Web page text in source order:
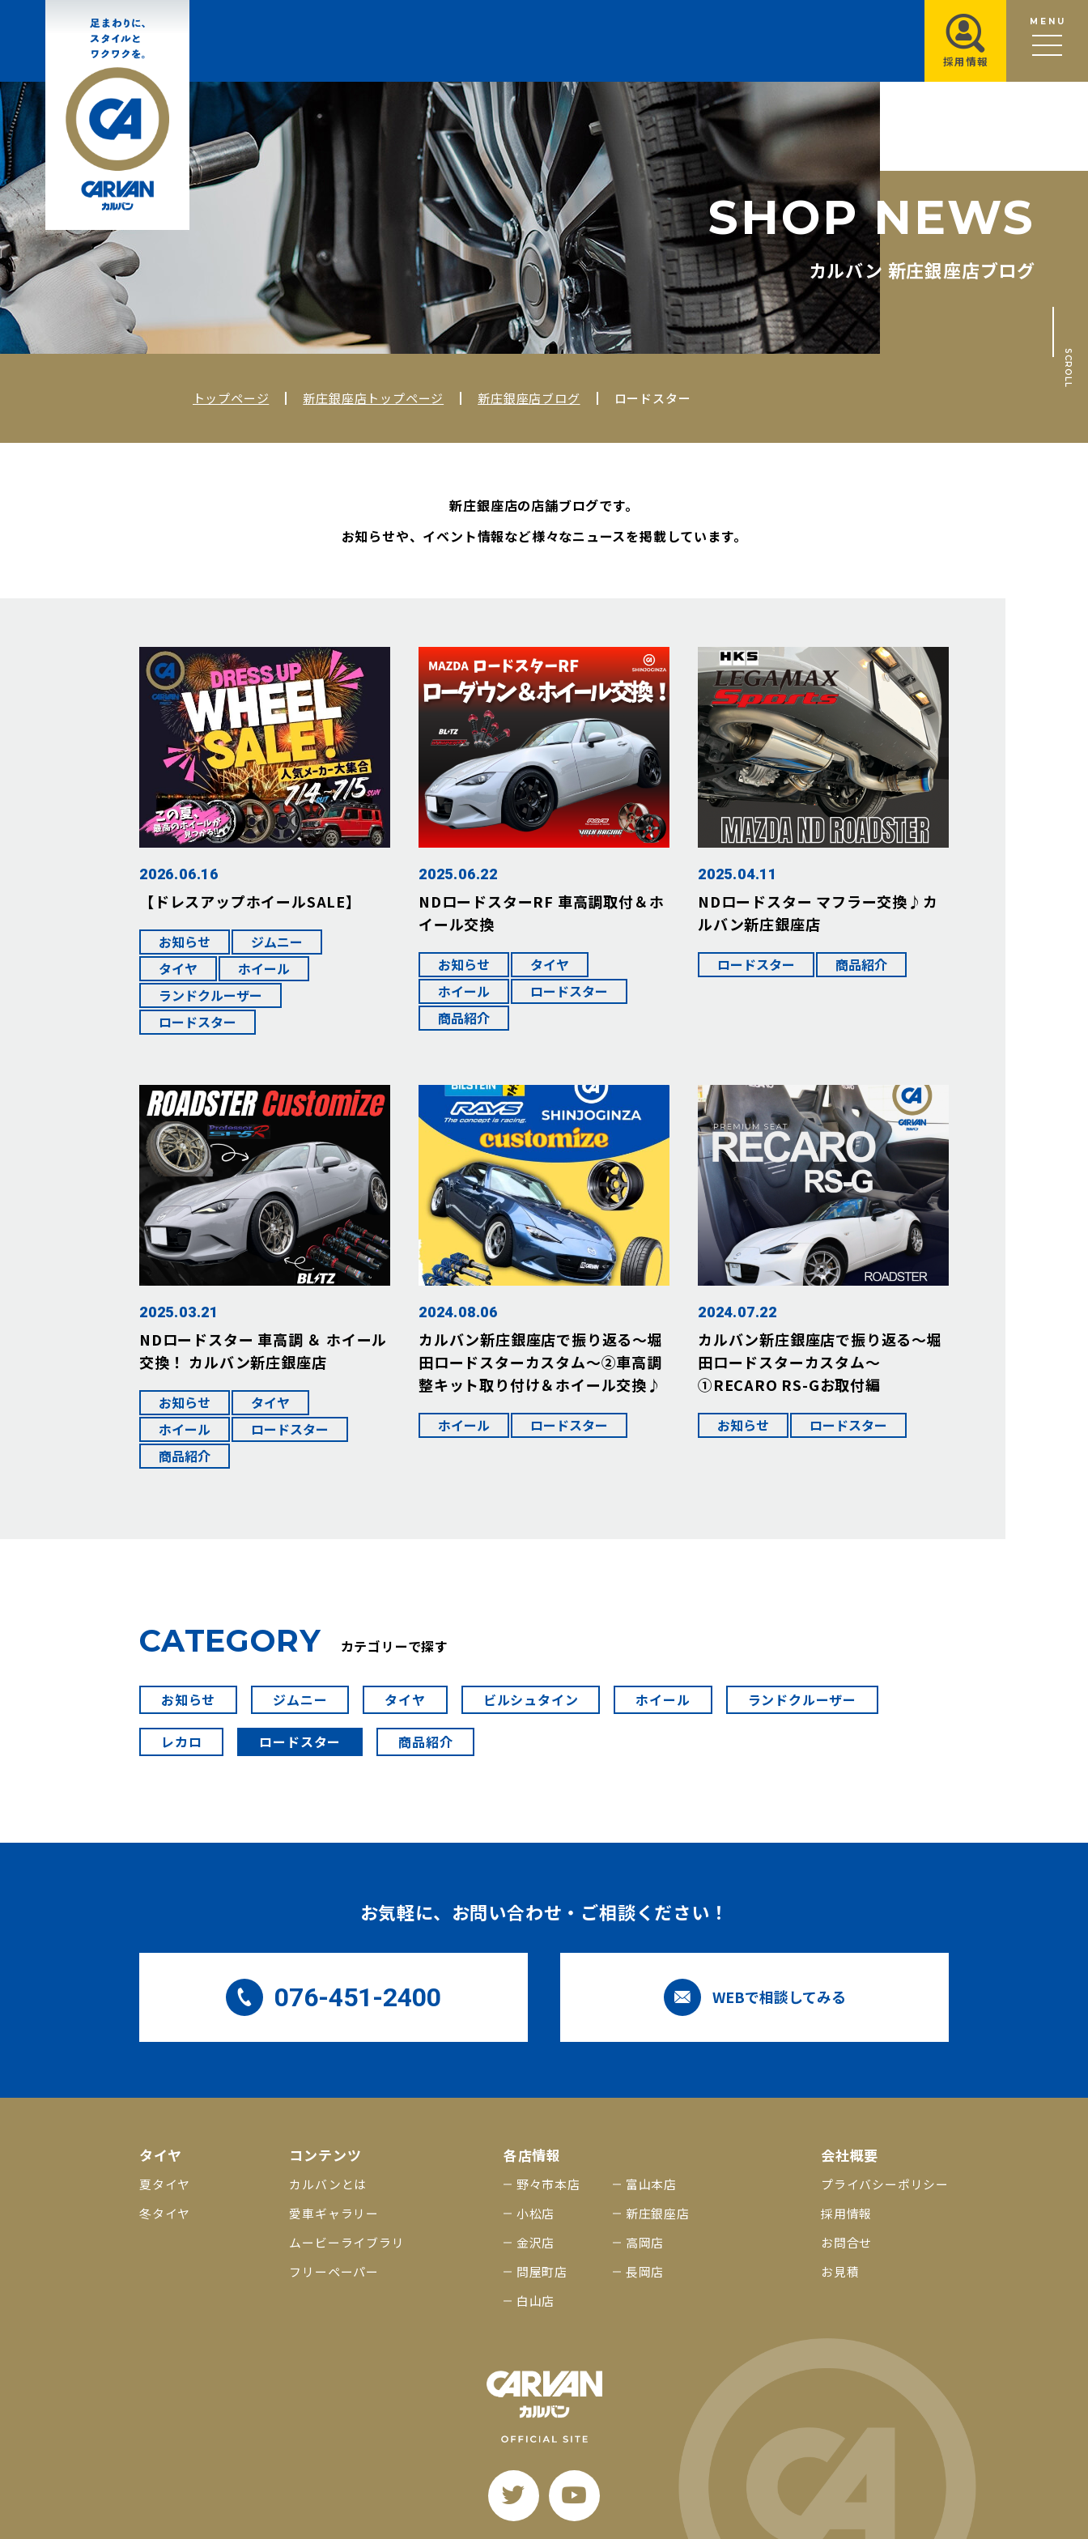
MENU
採用情報
SHOP NEWS
カルバン 新庄銀座店ブログ
SCROLL
トップページ 新庄銀座店トップページ 新庄銀座店ブログ ロードスター
新庄銀座店の店舗ブログです。
お知らせや、イベント情報など様々なニュースを掲載しています。
2026.06.16
【ドレスアップホイールSALE】
お知らせ
ジムニー
タイヤ
ホイール
ランドクルーザー
ロードスター
2025.06.22
NDロードスターRF 車高調取付＆ホ
イール交換
お知らせ
タイヤ
ホイール
ロードスター
商品紹介
2025.04.11
NDロードスター マフラー交換♪カ
ルバン新庄銀座店
ロードスター 商品紹介
2025.03.21
NDロードスター 車高調 ＆ ホイール
交換！ カルバン新庄銀座店
お知らせ
タイヤ
ホイール
ロードスター
商品紹介
2024.08.06
カルバン新庄銀座店で振り返る～堀
田ロードスターカスタム～②車高調
整キット取り付け＆ホイール交換♪
ホイール ロードスター
2024.07.22
カルバン新庄銀座店で振り返る～堀
田ロードスターカスタム～
①RECARO RS-Gお取付編
お知らせ ロードスター
CATEGORY カテゴリーで探す
お知らせ ジムニー タイヤ ビルシュタイン ホイール ランドクルーザー
レカロ ロードスター 商品紹介
お気軽に、 お問い合わせ・ご相談ください！
076-451-2400 WEBで相談してみる
タイヤ
夏タイヤ
冬タイヤ
コンテンツ
カルバンとは
愛車ギャラリー
ムービーライブラリ
フリーペーパー
各店情報
野々市本店
富山本店
小松店
新庄銀座店
金沢店
高岡店
問屋町店
長岡店
白山店
会社概要
プライバシーポリシー
採用情報
お問合せ
お見積